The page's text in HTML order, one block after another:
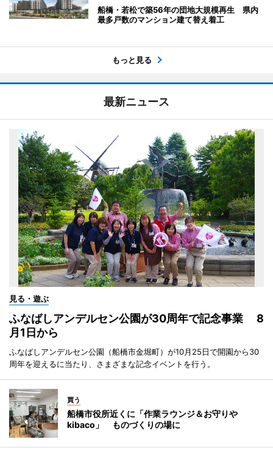
船橋・若松で築56年の団地大規模再生 県内
最多戸数のマンション建て替え着工
もっと見る
最新ニュース
見る・遊ぶ
ふなばしアンデルセン公園が30周年で記念事業 8
月1日から
ふなばしアンデルセン公園（船橋市金堀町）が10月25日で開園から30
周年を迎えるに当たり、さまざまな記念イベントを行う。
買う
船橋市役所近くに「作業ラウンジ＆お守りや
kibaco」 ものづくりの場に